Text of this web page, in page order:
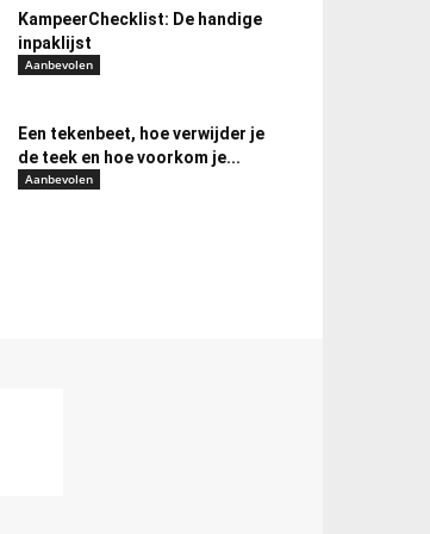
KampeerChecklist: De handige
inpaklijst
Aanbevolen
Een tekenbeet, hoe verwijder je
de teek en hoe voorkom je...
Aanbevolen